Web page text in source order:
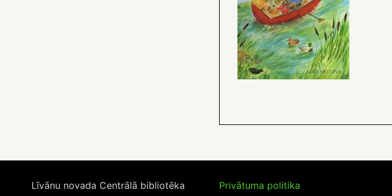
Līvānu novada Centrālā bibliotēka
Privātuma politika